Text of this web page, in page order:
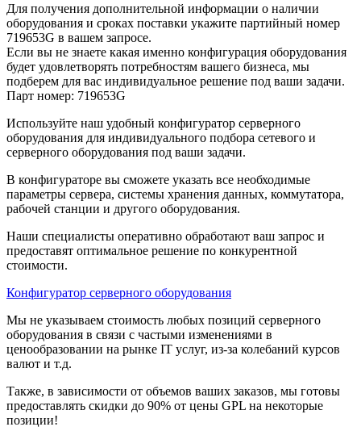
Для получения дополнительной информации о наличии
оборудования и сроках поставки укажите партийный номер
719653G в вашем запросе.
Если вы не знаете какая именно конфигурация оборудования
будет удовлетворять потребностям вашего бизнеса, мы
подберем для вас индивидуальное решение под ваши задачи.
Парт номер: 719653G
Используйте наш удобный конфигуратор серверного
оборудования для индивидуального подбора сетевого и
серверного оборудования под ваши задачи.
В конфигураторе вы сможете указать все необходимые
параметры сервера, системы хранения данных, коммутатора,
рабочей станции и другого оборудования.
Наши специалисты оперативно обработают ваш запрос и
предоставят оптимальное решение по конкурентной
стоимости.
Конфигуратор серверного оборудования
Мы не указываем стоимость любых позиций серверного
оборудования в связи с частыми изменениями в
ценообразовании на рынке IT услуг, из-за колебаний курсов
валют и т.д.
Также, в зависимости от объемов ваших заказов, мы готовы
предоставлять скидки до 90% от цены GPL на некоторые
позиции!